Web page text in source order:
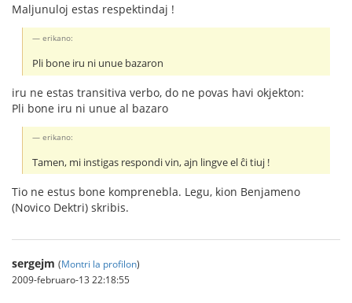
Maljunuloj estas respektindaj !
erikano:
Pli bone iru ni unue bazaron
iru ne estas transitiva verbo, do ne povas havi okjekton:
Pli bone iru ni unue al bazaro
erikano:
Tamen, mi instigas respondi vin, ajn lingve el ĉi tiuj !
Tio ne estus bone komprenebla. Legu, kion Benjameno
(Novico Dektri) skribis.
sergejm (Montri la profilon)
2009-februaro-13 22:18:55